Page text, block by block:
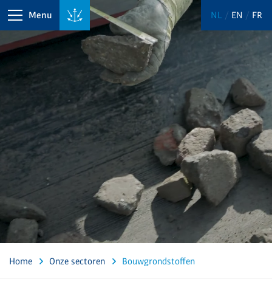
Menu NL EN FR
Home Onze sectoren Bouwgrondstoffen